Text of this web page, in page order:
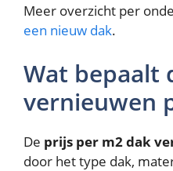
Meer overzicht per
een nieuw dak.
Wat bepaalt
vernieuwen
De prijs per m2 dak
door het type dak,